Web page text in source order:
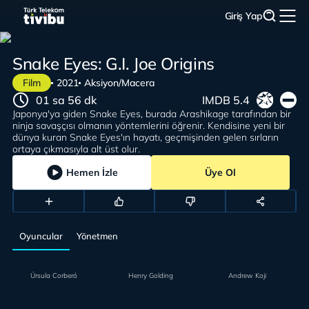
Giriş Yap
Film 2021 Aksiyon/Macera
Snake Eyes: G.I. Joe Origins
Japonya'ya giden Snake Eyes, burada Arashikage tarafından bir
ninja savaşçısı olmanın yöntemlerini öğrenir. Kendisine yeni bir
dünya kuran Snake Eyes'ın hayatı, geçmişinden gelen sırların
ortaya çıkmasıyla alt üst olur.
01 sa 56 dk IMDB 5.4
Hemen İzle Üye Ol
Oyuncular Yönetmen
Úrsula Corberó Henry Golding Andrew Koji